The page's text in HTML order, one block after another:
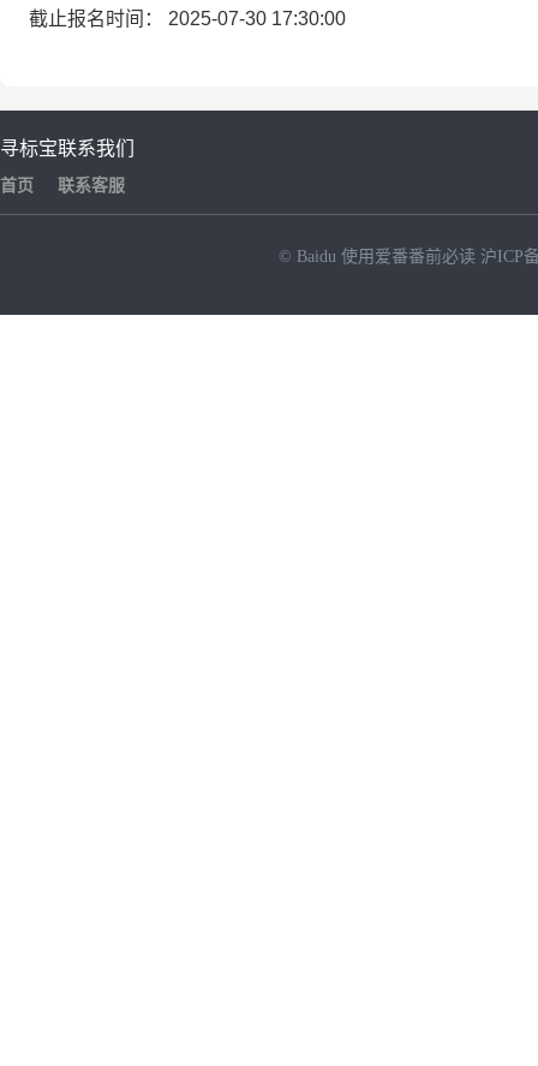
截止报名时间： 2025-07-30 17:30:00
寻标宝
首页
联系我们
联系客服
© Baidu 使用爱番番前必读 沪ICP